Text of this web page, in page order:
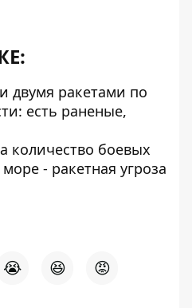
двумя ракетами по
есть раненые,
количество боевых
- ракетная угроза
😭 😆 😡